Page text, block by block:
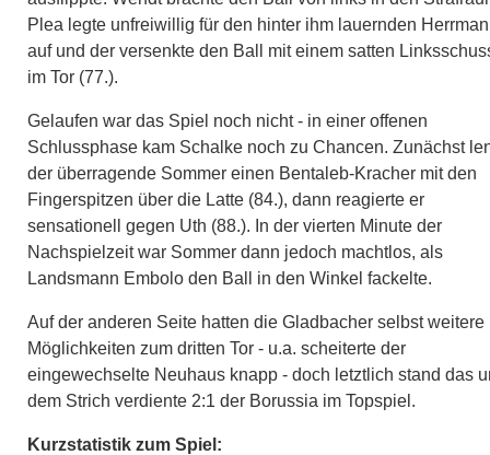
Plea legte unfreiwillig für den hinter ihm lauernden
auf und der versenkte den Ball mit einem satten
im Tor (77.).
Gelaufen war das Spiel noch nicht - in einer offenen
Schlussphase kam Schalke noch zu Chancen. Zunächst
der überragende Sommer einen Bentaleb-Kracher mit den
Fingerspitzen über die Latte (84.), dann reagierte er
sensationell gegen Uth (88.). In der vierten Minute der
Nachspielzeit war Sommer dann jedoch machtlos, als
Landsmann Embolo den Ball in den Winkel fackelte.
Auf der anderen Seite hatten die Gladbacher selbst weitere
Möglichkeiten zum dritten Tor - u.a. scheiterte der
eingewechselte Neuhaus knapp - doch letztlich stand das
dem Strich verdiente 2:1 der Borussia im Topspiel.
Kurzstatistik zum Spiel: